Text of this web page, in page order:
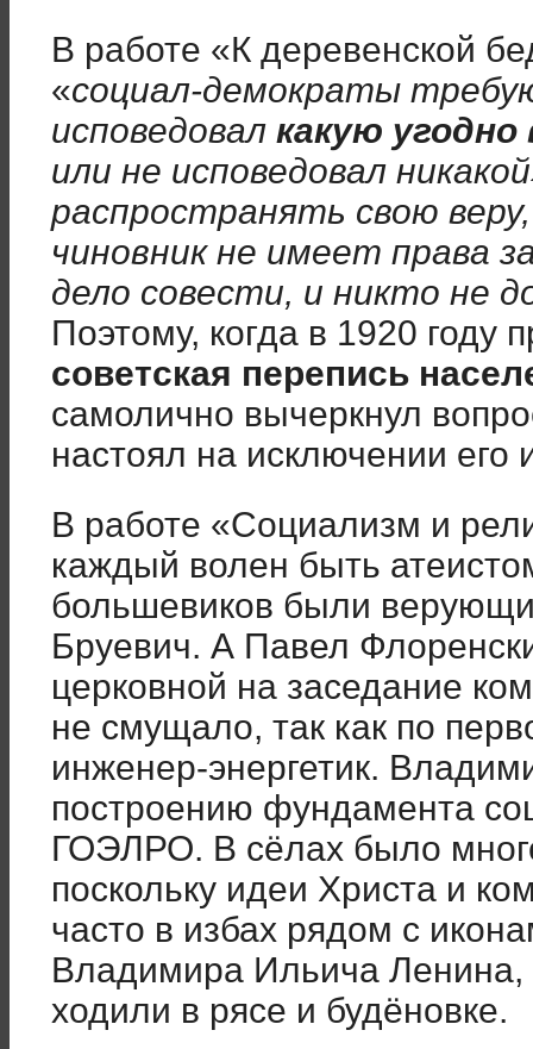
В работе «К деревенской
«социал-демократы
исповедовал какую угодно
или не исповедовал
распространять свою
чиновник не имеет права
дело совести, и никто не
Поэтому, когда в 1920 году
советская перепись
самолично вычеркнул
настоял на исключении его
В работе «Социализм и
каждый волен быть
большевиков были
Бруевич. А Павел
церковной на заседание
не смущало, так как по
инженер-энергетик.
построению фундамента
ГОЭЛРО. В сёлах было
поскольку идеи Христа и
часто в избах рядом с
Владимира Ильича
ходили в рясе и будёновке.